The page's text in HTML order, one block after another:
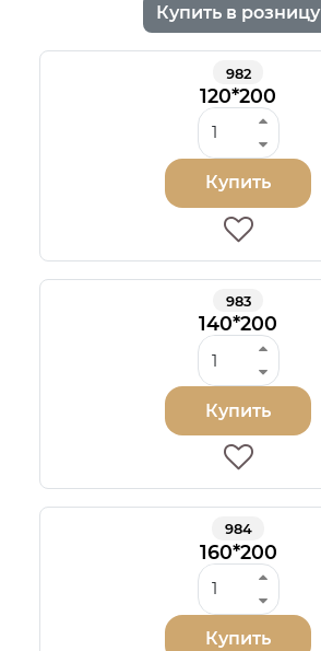
Купить в розницу
982
120*200
Купить
983
140*200
Купить
984
160*200
Купить